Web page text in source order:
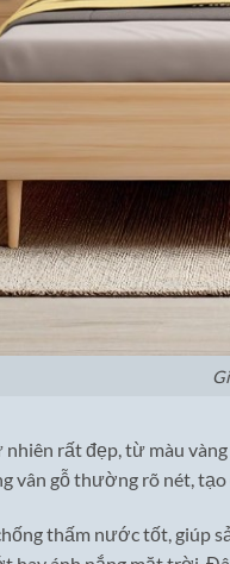
nhiên rất đẹp, từ màu
vân gỗ thường rõ nét,
thấm nước tốt, giúp